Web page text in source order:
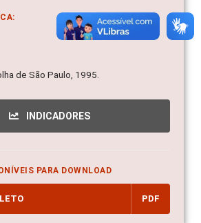
de São Paulo, 1995.
INDICADORES
PARA DOWNLOAD
PDF